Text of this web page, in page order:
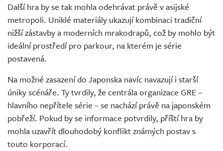
Další hra by se tak mohla odehrávat právě v asijské
metropoli. Uniklé materiály ukazují kombinaci tradiční
nižší zástavby a moderních mrakodrapů, což by mohlo být
ideální prostředí pro parkour, na kterém je série
postavená.
Na možné zasazení do Japonska navíc navazují i starší
úniky scénáře. Ty tvrdily, že centrála organizace GRE –
hlavního nepřítele série – se nachází právě na japonském
pobřeží. Pokud by se informace potvrdily, příští hra by
mohla uzavřít dlouhodobý konflikt známých postav s
touto korporací.